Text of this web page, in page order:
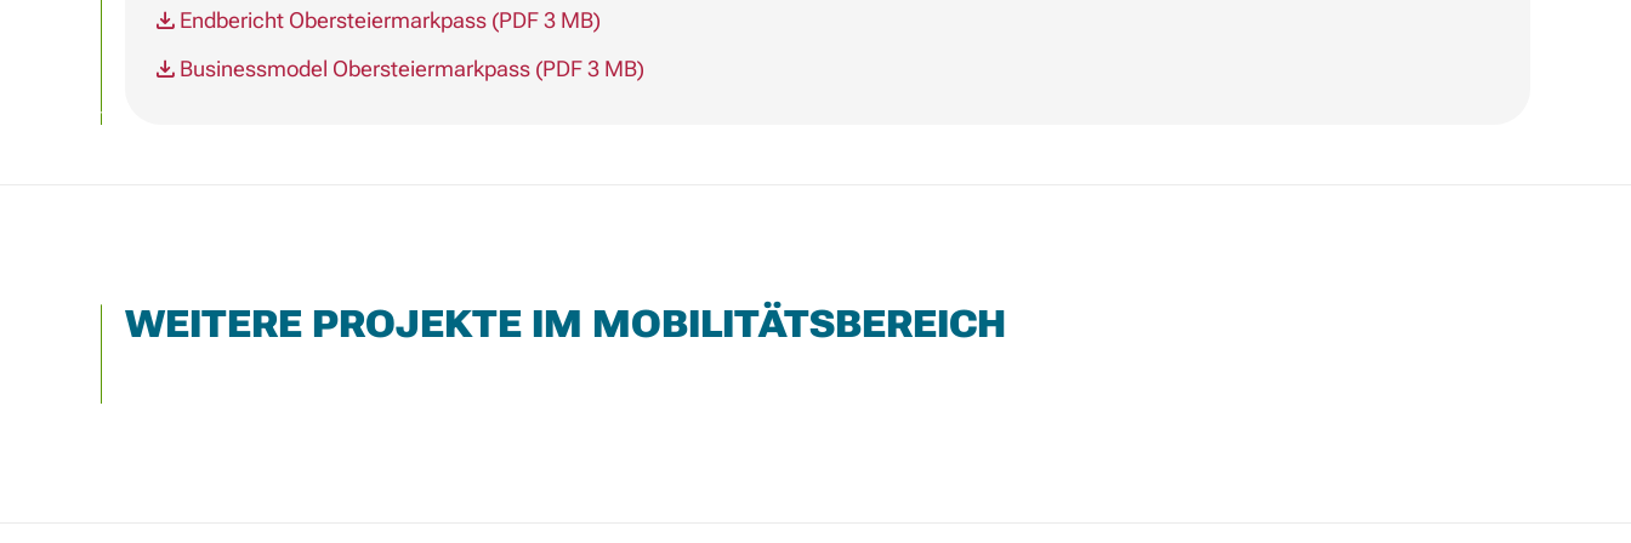
Endbericht Obersteiermarkpass (PDF 3 MB)
Businessmodel Obersteiermarkpass (PDF 3 MB)
WEITERE PROJEKTE IM MOBILITÄTSBEREICH